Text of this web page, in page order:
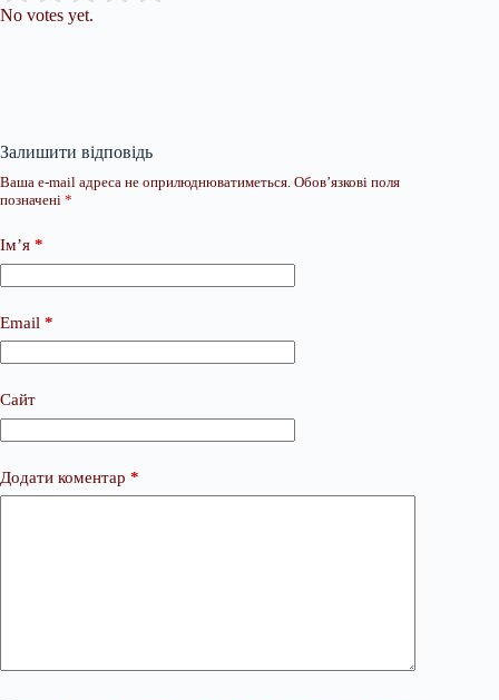
No votes yet.
Залишити відповідь
Ваша e-mail адреса не оприлюднюватиметься. Обов’язкові поля
позначені *
Ім’я *
Email *
Сайт
Додати коментар *